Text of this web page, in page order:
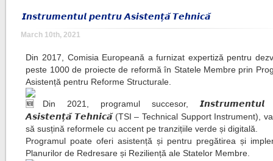
𝙄𝙣𝙨𝙩𝙧𝙪𝙢𝙚𝙣𝙩𝙪𝙡 𝙥𝙚𝙣𝙩𝙧𝙪 𝘼𝙨𝙞𝙨𝙩𝙚𝙣𝙩̦𝙖̆ 𝙏𝙚𝙝𝙣𝙞𝙘𝙖̆
March 10th, 2021
Din 2017, Comisia Europeană a furnizat expertiză pentru
peste 1000 de proiecte de reformă în Statele Membre prin
Asistență pentru Reforme Structurale.
Din 2021, programul succesor, 𝙄𝙣𝙨𝙩𝙧𝙪𝙢𝙚𝙣𝙩𝙪𝙡
𝘼𝙨𝙞𝙨𝙩𝙚𝙣𝙩̦𝙖̆ 𝙏𝙚𝙝𝙣𝙞𝙘𝙖̆ (TSI – Technical Support Instrument),
să susțină reformele cu accent pe tranzițiile verde și digitală.
Programul poate oferi asistență și pentru pregătirea și
Planurilor de Redresare și Reziliență ale Statelor Membre.